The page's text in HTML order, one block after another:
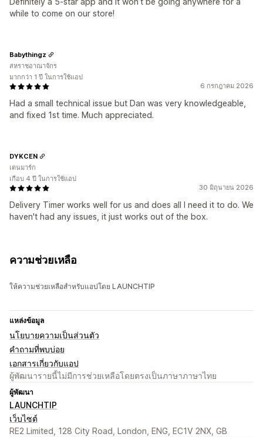
while to come on our store!
6 กรกฎาคม 2026
Had a small technical issue but Dan was very knowledgeable,
and fixed 1st time. Much appreciated.
Babythingz
สหราชอาณาจักร
มากกว่า 1 ปี ในการใช้แอป
30 มิถุนายน 2026
Delivery Timer works well for us and does all I need it to do. We
haven't had any issues, it just works out of the box.
DYKCEN
เดนมาร์ก
เกือบ 4 ปี ในการใช้แอป
ความช่วยเหลือ
ให้ความช่วยเหลือสำหรับแอปโดย LAUNCHTIP
แหล่งข้อมูล
นโยบายความเป็นส่วนตัว
คำถามที่พบบ่อย
เอกสารเกี่ยวกับแอป
ผู้พัฒนารายนี้ไม่มีการช่วยเหลือโดยตรงเป็นภาษาภาษาไทย
ผู้พัฒนา
LAUNCHTIP
เว็บไซต์
RE2 Limited, 128 City Road, London, ENG, EC1V 2NX, GB